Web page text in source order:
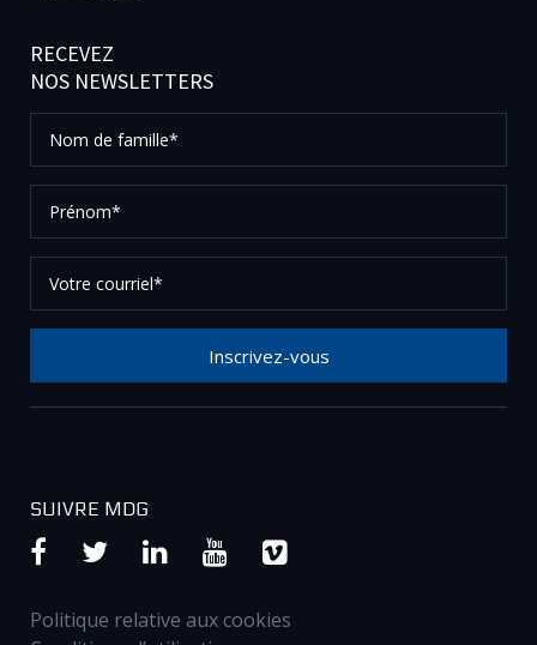
RECEVEZ
NOS NEWSLETTERS
de
famille*
courriel*
Inscrivez-vous
SUIVRE MDG
Politique relative aux cookies